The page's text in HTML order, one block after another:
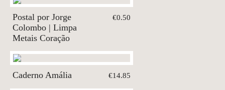
Postal por Jorge
Colombo | Limpa
Metais Coração
€0.50
Caderno Amália €14.85